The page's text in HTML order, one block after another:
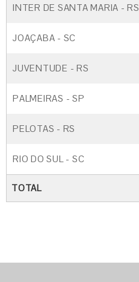
INTER DE SANTA MARIA - RS
JOAÇABA - SC
JUVENTUDE - RS
PALMEIRAS - SP
PELOTAS - RS
RIO DO SUL - SC
TOTAL